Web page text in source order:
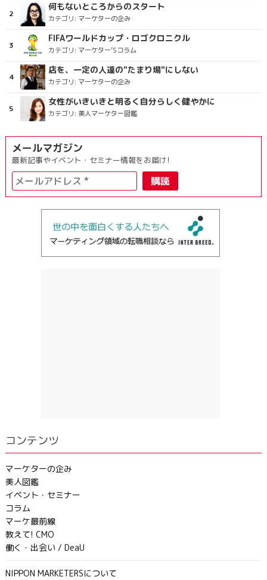
何もないところからのスタート
カテゴリ: マーケターの企み
FIFAワールドカップ・ロゴクロニクル
カテゴリ: マーケター’Sコラム
店を、一定の人達の"たまり場"にしない
カテゴリ: マーケターの企み
女性がいきいきと明るく自分らしく健やかに
カテゴリ: 美人マーケター図鑑
メールマガジン
最新記事やイベント・セミナー情報をお届け!
コンテンツ
マーケターの企み
美人図鑑
イベント・セミナー
コラム
マーケ最前線
教えて! CMO
働く・出会い / DeaU
NIPPON MARKETERSについて